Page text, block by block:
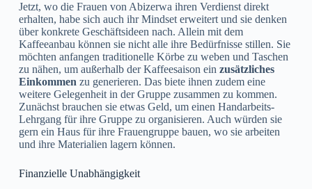
Jetzt, wo die Frauen von Abizerwa ihren Verdienst direkt
erhalten, habe sich auch ihr Mindset erweitert und sie denken
über konkrete Geschäftsideen nach. Allein mit dem
Kaffeeanbau können sie nicht alle ihre Bedürfnisse stillen. Sie
möchten anfangen traditionelle Körbe zu weben und Taschen
zu nähen, um außerhalb der Kaffeesaison ein zusätzliches
Einkommen zu generieren. Das biete ihnen zudem eine
weitere Gelegenheit in der Gruppe zusammen zu kommen.
Zunächst brauchen sie etwas Geld, um einen Handarbeits-
Lehrgang für ihre Gruppe zu organisieren. Auch würden sie
gern ein Haus für ihre Frauengruppe bauen, wo sie arbeiten
und ihre Materialien lagern können.
Finanzielle Unabhängigkeit